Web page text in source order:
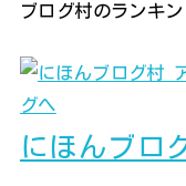
ブログ村のランキン
にほんブロ